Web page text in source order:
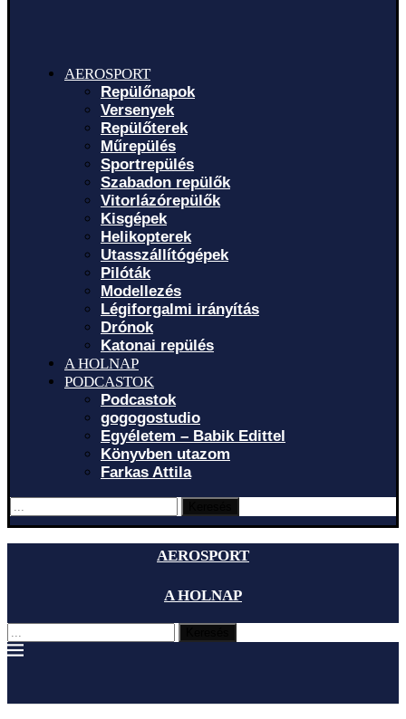
AEROSPORT
Repülőnapok
Versenyek
Repülőterek
Műrepülés
Sportrepülés
Szabadon repülők
Vitorlázórepülők
Kisgépek
Helikopterek
Utasszállítógépek
Pilóták
Modellezés
Légiforgalmi irányítás
Drónok
Katonai repülés
A HOLNAP
PODCASTOK
Podcastok
gogogostudio
Egyéletem – Babik Edittel
Könyvben utazom
Farkas Attila
AEROSPORT
A HOLNAP